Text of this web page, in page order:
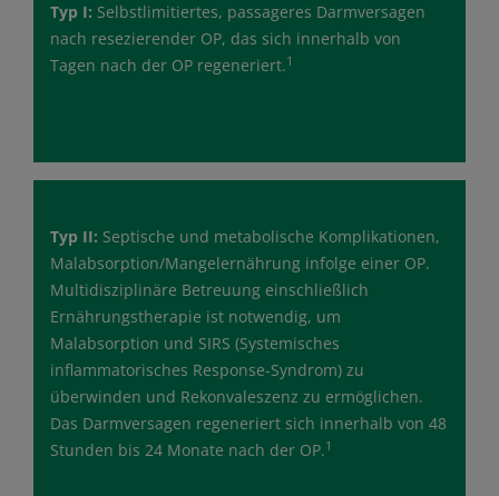
Typ I: Selbstlimitiertes, passageres Darmversagen
nach resezierender OP, das sich innerhalb von
Tagen nach der OP regeneriert.1
Typ II: Septische und metabolische Komplikationen,
Malabsorption/Mangelernährung infolge einer OP.
Multidisziplinäre Betreuung einschließlich
Ernährungstherapie ist notwendig, um
Malabsorption und SIRS (Systemisches
inflammatorisches Response-Syndrom) zu
überwinden und Rekonvaleszenz zu ermöglichen.
Das Darmversagen regeneriert sich innerhalb von 48
Stunden bis 24 Monate nach der OP.1